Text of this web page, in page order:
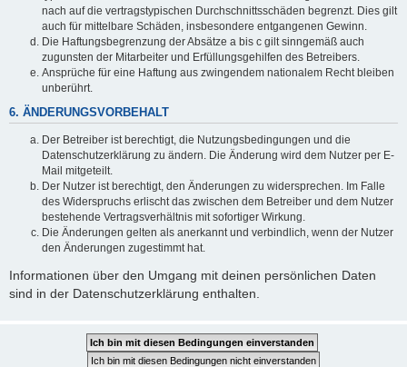
nach auf die vertragstypischen Durchschnittsschäden begrenzt. Dies gilt
auch für mittelbare Schäden, insbesondere entgangenen Gewinn.
Die Haftungsbegrenzung der Absätze a bis c gilt sinngemäß auch
zugunsten der Mitarbeiter und Erfüllungsgehilfen des Betreibers.
Ansprüche für eine Haftung aus zwingendem nationalem Recht bleiben
unberührt.
6. ÄNDERUNGSVORBEHALT
Der Betreiber ist berechtigt, die Nutzungsbedingungen und die
Datenschutzerklärung zu ändern. Die Änderung wird dem Nutzer per E-
Mail mitgeteilt.
Der Nutzer ist berechtigt, den Änderungen zu widersprechen. Im Falle
des Widerspruchs erlischt das zwischen dem Betreiber und dem Nutzer
bestehende Vertragsverhältnis mit sofortiger Wirkung.
Die Änderungen gelten als anerkannt und verbindlich, wenn der Nutzer
den Änderungen zugestimmt hat.
Informationen über den Umgang mit deinen persönlichen Daten
sind in der Datenschutzerklärung enthalten.